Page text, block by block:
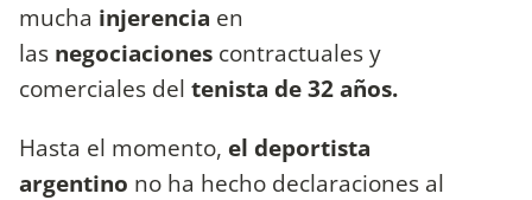
mucha injerencia en
las negociaciones contractuales y
comerciales del tenista de 32 años.
Hasta el momento, el deportista
argentino no ha hecho declaraciones al